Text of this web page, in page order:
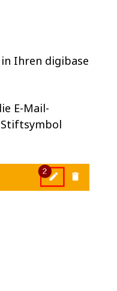
Ihren digibase
E-Mail-
Stiftsymbol